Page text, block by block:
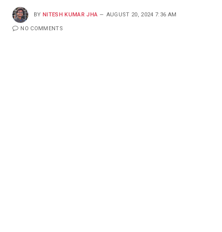
BY NITESH KUMAR JHA AUGUST 20, 2024 7:36 AM
NO COMMENTS